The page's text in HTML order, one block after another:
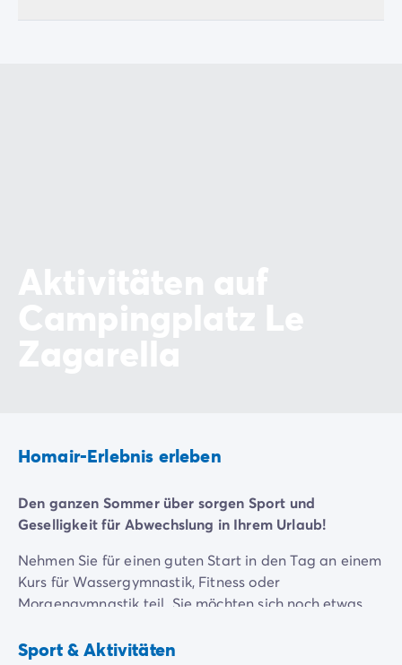
Homair-Erlebnis erleben
Den ganzen Sommer über sorgen Sport und
Geselligkeit für Abwechslung in Ihrem Urlaub!
Nehmen Sie für einen guten Start in den Tag an einem
Kurs für Wassergymnastik, Fitness oder
Morgengymnastik teil. Sie möchten sich noch etwas
Ihrem Krafttraining zu feilen. Am Nachmittag können
Sport & Aktivitäten
Spielplatz